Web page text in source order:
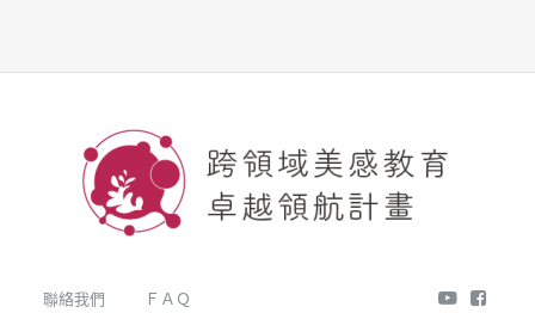
聯絡我們 ＦＡＱ youtube